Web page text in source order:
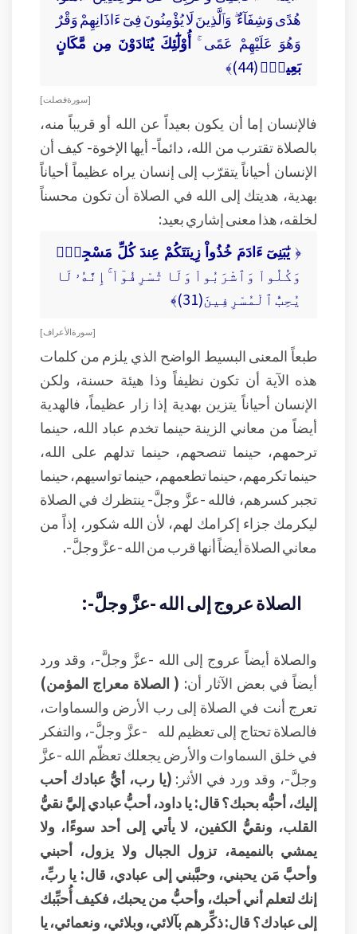
هُدًى وَشِفَآءٌ ۖ وَٱلَّذِينَ لَا يُؤْمِنُونَ فِىٓ ءَاذَانِهِمْ وَقْرٌ
وَهُوَ عَلَيْهِمْ عَمًى ۚأُوْلَٰٓئِكَ يُنَادَوْنَ مِن مَّكَانٍ
بَعِيدٍۢ(44)﴾
[ سورة فصلت ]
فالإنسان إما أن يكون بعيداً عن الله أو قريباً منه،
بالصلاة تقترب من الله، دائماً- أيها الإخوة- كيف أن
الإنسان أحياناً يتقرّب إلى إنسان يراه عظيماً أحياناً
بهدية، هديتك إلى الله في الصلاة أن تكون محسناً
لخلقه، هذا معنى إشاري بعيد:
﴿يَٰبَنِىٓ ءَادَمَ خُذُواْ زِينَتَكُمْ عِندَ كُلِّ مَسْجِدٍۢ
وَكُلُواْ وَٱشْرَبُواْ وَلَا تُسْرِفُوٓاْ ۚ إِنَّهُۥ لَا
يُحِبُّ ٱلْمُسْرِفِينَ(31)﴾
[ سورة الأعراف ]
طبعاً المعنى البسيط الواضح الذي يلزم من كلمات
هذه الآية أن تكون نظيفاً وذا هيئة حسنة، ولكن
الإنسان أحياناً يتزين بهدية إذا زار عظيماً، فالهدية
أيضاً من معاني الزينة حينما تخدم عباد الله، حينما
ترحمهم، حينما تنصحهم، حينما تدلهم على الله،
حينما تكرمهم، حينما تطعمهم، حينما تواسيهم، حينما
تجبر كسرهم، فالله -عزَّ وجلَّ- ينتظرك في الصلاة
ليكرمك جزاء إكرامك لهم، لأن الله شكور، إذاً من
معاني الصلاة أيضاً أنها قرب من الله -عزَّ وجلَّ-.
الصلاة عروج إلى الله -عزَّ وجلَّ-:
والصلاة أيضاً عروج إلى الله -عزَّ وجلَّ-، وقد ورد
أيضاً في بعض الآثار أن: ( الصلاة معراج المؤمن)
تعرج أنت في الصلاة إلى رب الأرض والسماوات،
فالصلاة تحتاج إلى تعظيم لله -عزَّ وجلَّ-، والتفكر
في خلق السماوات والأرض يجعلك تعظّم الله -عزَّ
وجلَّ-، وقد ورد في الأثر: (يا رب، أيُّ عبادك أحب
إليك، أحبُّه بحبك؟ قال: يا داود، أحبُّ عبادي إليَّ نقيُّ
القلب، ونقيُّ الكفين، لا يأتي إلى أحد سوءًا، ولا
يمشي بالنميمة، تزول الجبال ولا يزول، أحبني
وأحبَّ مَن يحبني، وحبَّبني إلى عبادي، قال: يا ربِّ،
إنك لتعلم أني أحبك، وأحبُّ من يحبك، فكيف أُحبِّبك
إلى عبادك؟ قال: ذكِّرهم بآلائي، وبلائي، ونعمائي، يا